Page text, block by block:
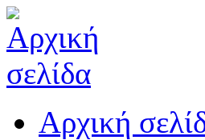
Αρχική